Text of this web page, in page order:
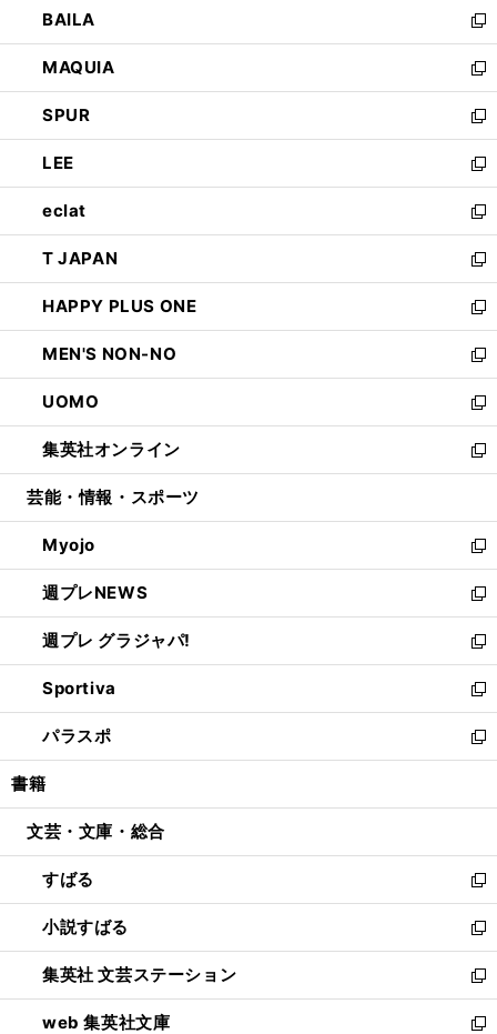
く
ィ
ン
ド
ウ
で
開
く
い
ウ
ィ
ン
ド
ウ
で
開
く
BAILA
新
し
い
ウ
ィ
ン
ド
ウ
で
開
く
MAQUIA
新
し
い
ウ
ィ
ン
ド
ウ
で
開
く
SPUR
新
し
い
ウ
ィ
ン
ド
ウ
で
開
く
LEE
新
し
い
ウ
ィ
ン
ド
ウ
で
開
く
eclat
新
し
い
ウ
ィ
ン
ド
ウ
で
開
く
T JAPAN
新
し
い
ウ
ィ
ン
ド
ウ
で
開
HAPPY PLUS ONE
新
し
い
ウ
ィ
ン
ド
ウ
開
く
MEN'S NON-NO
新
し
い
ウ
ィ
ン
ウ
で
開
く
UOMO
新
し
い
ウ
ン
ド
ウ
で
開
く
集英社オンライン
新
し
ウ
ィ
ン
ド
ウ
で
開
く
芸能・情報・スポーツ
Myojo
新
し
い
ウ
ィ
ン
ド
ウ
で
開
週プレNEWS
新
し
い
ウ
ィ
ン
ド
ウ
開
週プレ グラジャパ!
新
し
い
ウ
ィ
ン
ウ
開
く
Sportiva
新
し
い
ウ
ン
ウ
で
開
く
パラスポ
新
し
ウ
ン
ド
ウ
で
開
く
書籍
文芸・文庫・総合
すばる
新
し
い
ウ
ィ
ン
ド
小説すばる
新
し
い
ウ
ィ
集英社 文芸ステーション
新
し
い
web 集英社文庫
新